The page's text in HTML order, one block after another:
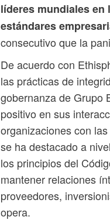
líderes mundiales
estándares
consecutivo que la
De acuerdo con
las prácticas de
gobernanza de Grupo
positivo en sus
organizaciones con
se ha destacado a
los principios del
mantener relaciones
proveedores,
opera.